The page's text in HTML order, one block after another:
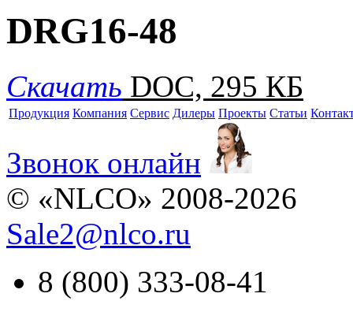
DRG16-48
Скачать DOC, 295 КБ
Продукция Компания Сервис Дилеры Проекты Статьи
Звонок онлайн
© «NLCO» 2008-2026
Sale2@nlco.ru
8 (800) 333-08-41